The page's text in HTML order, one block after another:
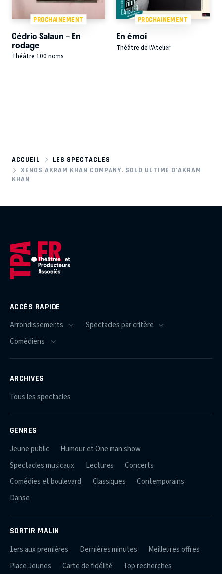
PROCHAINEMENT
Cédric Salaun – En
rodage
Théâtre 100 noms
PROCHAINEMENT
En émoi
Théâtre de l'Atelier
ACCUEIL
LES SPECTACLES
XENOS AKRAM KHAN COMPANY. SOLO ULTIME D'AKRAM
KHAN
ACCÈS RAPIDE
ARCHIVES
Tous les spectacles
GENRES
Jeune public
Humour et One man show
Spectacles musicaux
Lectures
Concerts
Comédies et boulevard
Classiques
Contemporains
Danse
SORTIR MALIN
1ers aux premières Dernières minutes
Meilleures offres
Place Jeunes
Carte de fidélité Top recherches